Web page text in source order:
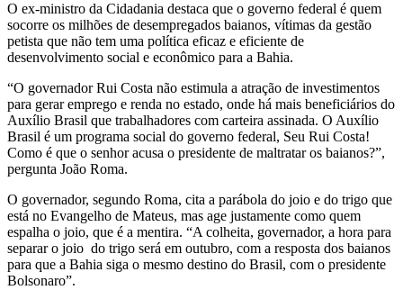
O ex-ministro da Cidadania destaca que o governo federal é quem
socorre os milhões de desempregados baianos, vítimas da gestão
petista que não tem uma política eficaz e eficiente de
desenvolvimento social e econômico para a Bahia.
“O governador Rui Costa não estimula a atração de investimentos
para gerar emprego e renda no estado, onde há mais beneficiários do
Auxílio Brasil que trabalhadores com carteira assinada. O Auxílio
Brasil é um programa social do governo federal, Seu Rui Costa!
Como é que o senhor acusa o presidente de maltratar os baianos?”,
pergunta João Roma.
O governador, segundo Roma, cita a parábola do joio e do trigo que
está no Evangelho de Mateus, mas age justamente como quem
espalha o joio, que é a mentira. “A colheita, governador, a hora para
separar o joio do trigo será em outubro, com a resposta dos baianos
para que a Bahia siga o mesmo destino do Brasil, com o presidente
Bolsonaro”.